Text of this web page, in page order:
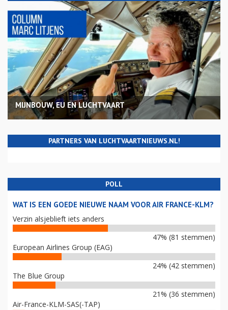
MIJNBOUW, EU EN LUCHTVAART
PARTNERS VAN LUCHTVAARTNIEUWS.NL!
POLL
WAT IS EEN GOEDE NIEUWE NAAM VOOR AIR FRANCE-KLM?
Verzin alsjeblieft iets anders
47% (81 stemmen)
European Airlines Group (EAG)
24% (42 stemmen)
The Blue Group
21% (36 stemmen)
Air-France-KLM-SAS(-TAP)